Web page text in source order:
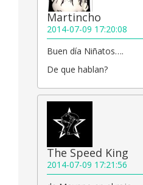
Martincho
2014-07-09 17:20:08
Buen día Niñatos….
De que hablan?
The Speed King
2014-07-09 17:21:56